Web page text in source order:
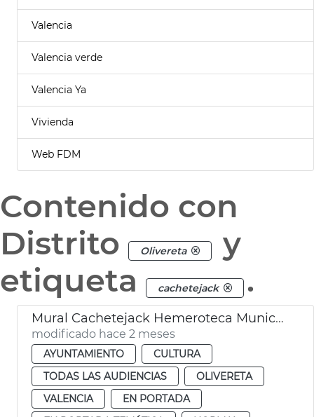
Valencia
Valencia verde
Valencia Ya
Vivienda
Web FDM
Contenido con
Distrito
Olivereta
y
etiqueta
cachetejack .
Mural Cachetejack Hemeroteca Municipal València
modificado hace 2 meses
AYUNTAMIENTO
CULTURA
TODAS LAS AUDIENCIAS
OLIVERETA
VALENCIA
EN PORTADA